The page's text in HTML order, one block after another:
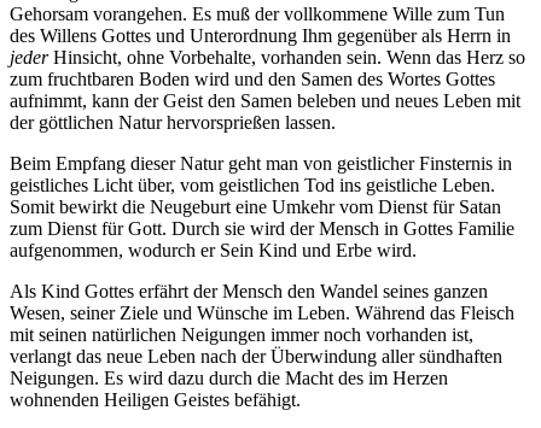
Gehorsam vorangehen. Es muß der vollkommene Wille zum Tun
des Willens Gottes und Unterordnung Ihm gegenüber als Herrn in
jederHinsicht, ohne Vorbehalte, vorhanden sein. Wenn das Herz so
zum fruchtbaren Boden wird und den Samen des Wortes Gottes
aufnimmt, kann der Geist den Samen beleben und neues Leben mit
der göttlichen Natur hervorsprießen lassen.
Beim Empfang dieser Natur geht man von geistlicher Finsternis in
geistliches Licht über, vom geistlichen Tod ins geistliche Leben.
Somit bewirkt die Neugeburt eine Umkehr vom Dienst für Satan
zum Dienst für Gott. Durch sie wird der Mensch in Gottes Familie
aufgenommen, wodurch er Sein Kind und Erbe wird.
Als Kind Gottes erfährt der Mensch den Wandel seines ganzen
Wesen, seiner Ziele und Wünsche im Leben. Während das Fleisch
mit seinen natürlichen Neigungen immer noch vorhanden ist,
verlangt das neue Leben nach der Überwindung aller sündhaften
Neigungen. Es wird dazu durch die Macht des im Herzen
wohnenden Heiligen Geistes befähigt.